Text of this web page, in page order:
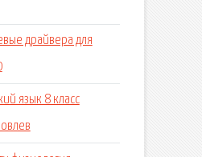
драйвера для
язык 8 класс